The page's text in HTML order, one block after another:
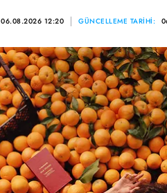
06.08.2026 12:20 GÜNCELLEME TARİHİ: